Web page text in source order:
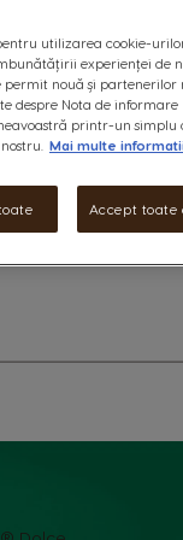
x6
capsule
icon
x6
capsule
icon
STARBUCKS®
creat dintr-un
utilizarea cookie-
experienței de
nouă și partenerilor
despre Nota de
printr-un simplu
Mai multe
Accept toate